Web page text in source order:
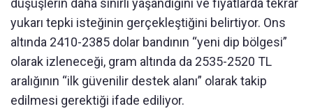
düşüşlerin daha sınırlı yaşandığını ve fiyatlarda tekrar
yukarı tepki isteğinin gerçekleştiğini belirtiyor. Ons
altında 2410-2385 dolar bandının “yeni dip bölgesi”
olarak izleneceği, gram altında da 2535-2520 TL
aralığının “ilk güvenilir destek alanı” olarak takip
edilmesi gerektiği ifade ediliyor.